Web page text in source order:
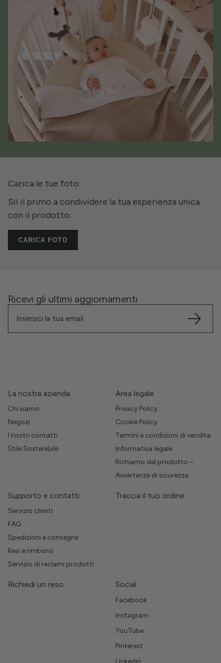
Carica le tue foto
Sii il primo a condividere la tua esperienza unica
con il prodotto.
CARICA FOTO
Ricevi gli ultimi aggiornamenti
La nostra azienda
Chi siamo
Negozi
I nostri contatti
Stile Sostenibile
Area legale
Privacy Policy
Cookie Policy
Termini e condizioni di vendita
Informativa legale
Richiamo del prodotto –
Avvertenze di sicurezza
Supporto e contatti
Servizio clienti
FAQ
Spedizioni e consegne
Resi e rimborsi
Servizio di reclami prodotti
Traccia il tuo ordine
Richiedi un reso Social
Facebook
Instagram
YouTube
Pinterest